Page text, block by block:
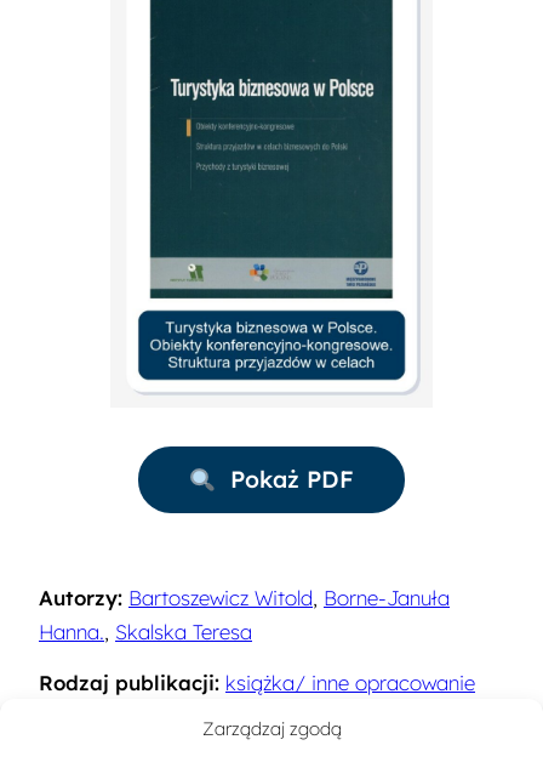
Zarządzaj zgodą
Pokaż PDF
Autorzy: Bartoszewicz Witold, Borne-Januła
Hanna., Skalska Teresa
Rodzaj publikacji: książka/ inne opracowanie